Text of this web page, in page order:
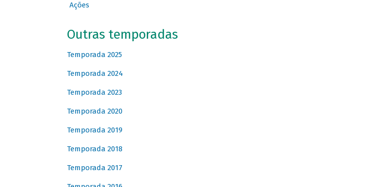
Ações
Outras temporadas
Temporada 2025
Temporada 2024
Temporada 2023
Temporada 2020
Temporada 2019
Temporada 2018
Temporada 2017